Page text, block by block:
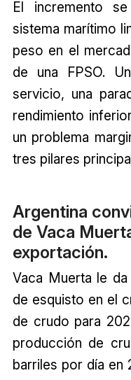
El incremento
sistema marítimo
peso en el
de una FPSO.
servicio, una
rendimiento
un problema
tres pilares
Argentina
de Vaca
exportación.
Vaca Muerta le
de esquisto en el
de crudo para
producción de
barriles por día